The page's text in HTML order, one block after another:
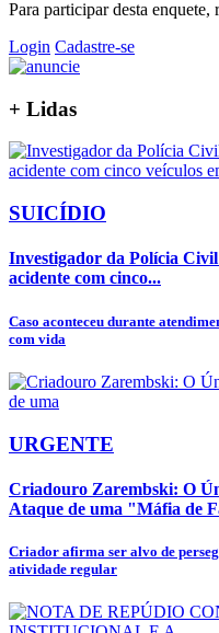
Para participar desta
Login Cadastre-se
+ Lidas
SUICÍDIO
Investigador da Polícia
acidente com cinco...
Caso aconteceu durante
com vida
URGENTE
Criadouro Zarembski: O
Ataque de uma "Máfia de
Criador afirma ser alvo de
atividade regular